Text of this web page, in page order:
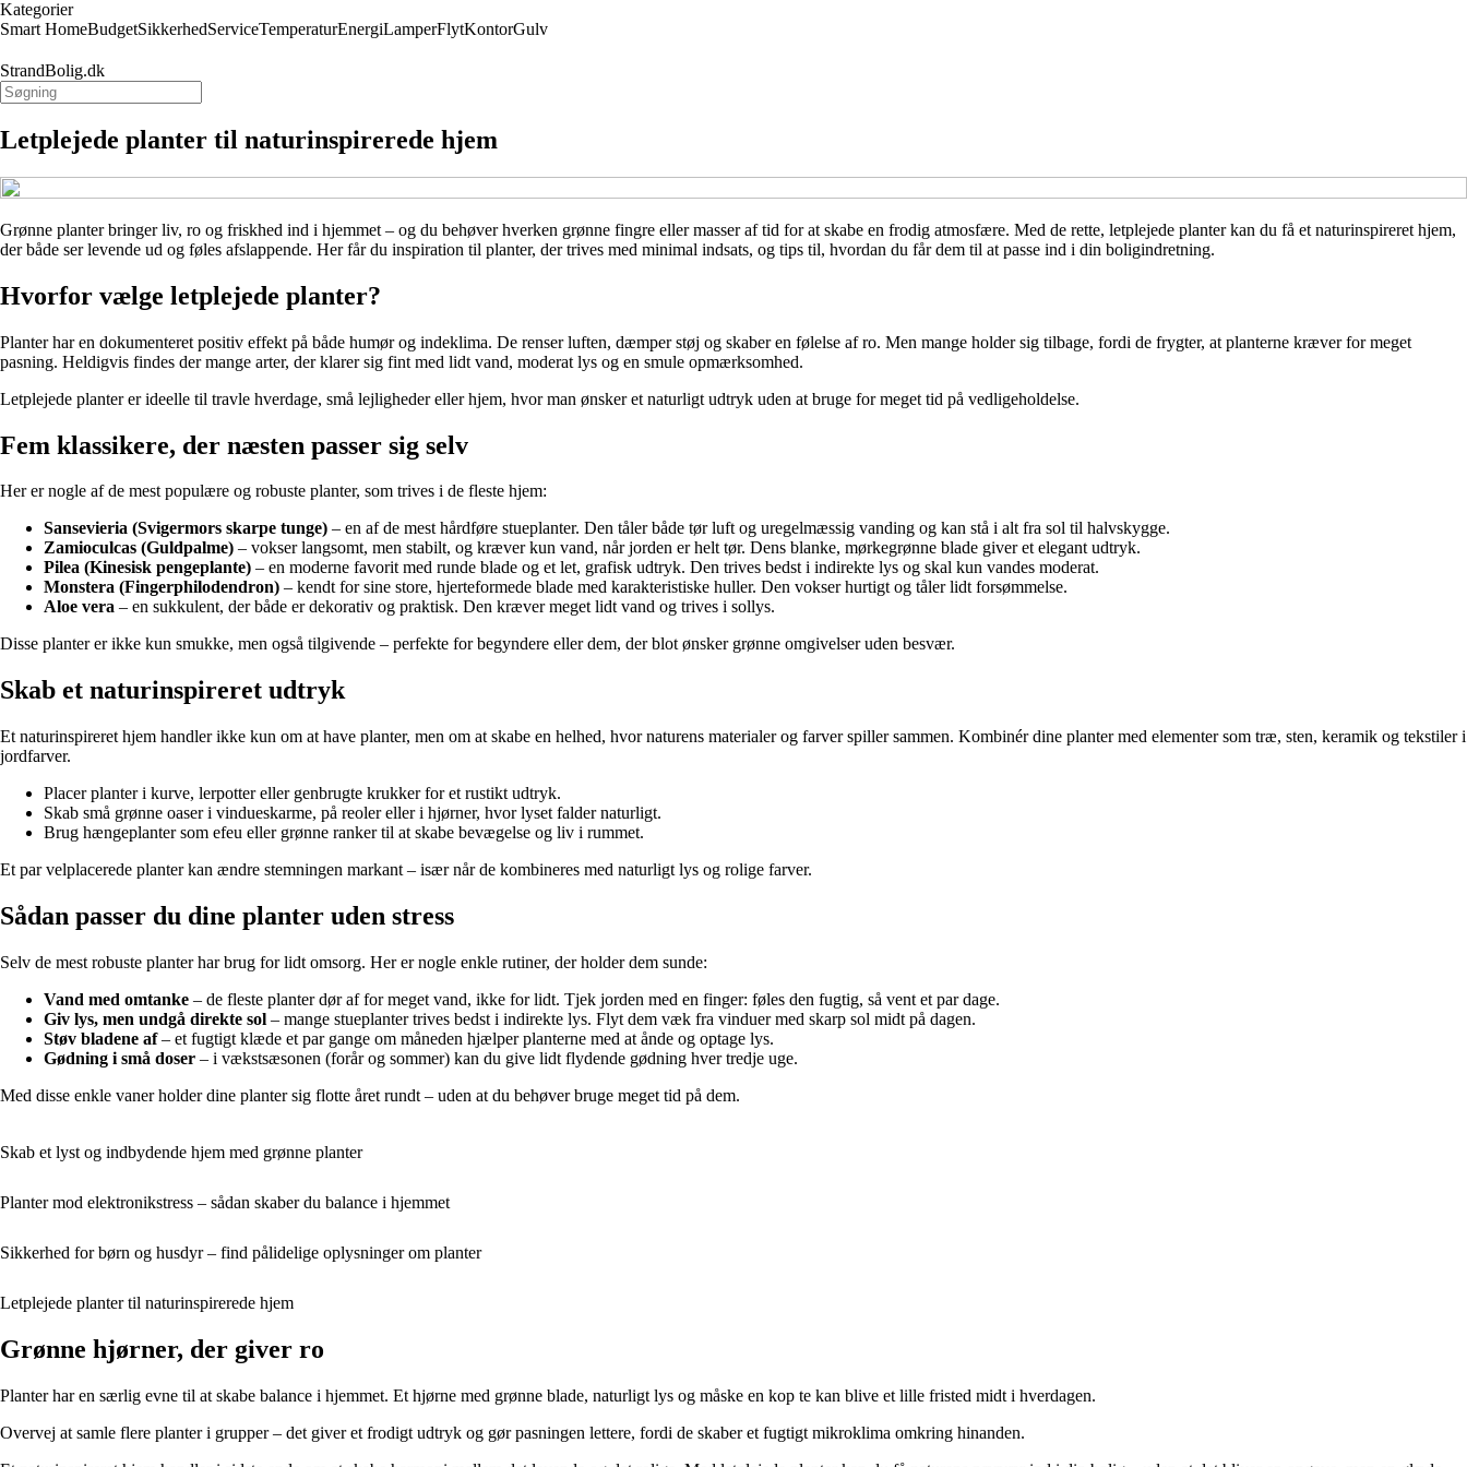
Kategorier
Smart HomeBudgetSikkerhedServiceTemperaturEnergiLamperFlytKontorGulv
StrandBolig.dk
Letplejede planter til naturinspirerede hjem
Grønne planter bringer liv, ro og friskhed ind i hjemmet – og du behøver hverken grønne fingre eller masser af tid for at skabe en frodig atmosfære. Med de rette, letplejede planter kan du få et naturinspireret hjem,
der både ser levende ud og føles afslappende. Her får du inspiration til planter, der trives med minimal indsats, og tips til, hvordan du får dem til at passe ind i din boligindretning.
Hvorfor vælge letplejede planter?
Planter har en dokumenteret positiv effekt på både humør og indeklima. De renser luften, dæmper støj og skaber en følelse af ro. Men mange holder sig tilbage, fordi de frygter, at planterne kræver for meget
pasning. Heldigvis findes der mange arter, der klarer sig fint med lidt vand, moderat lys og en smule opmærksomhed.
Letplejede planter er ideelle til travle hverdage, små lejligheder eller hjem, hvor man ønsker et naturligt udtryk uden at bruge for meget tid på vedligeholdelse.
Fem klassikere, der næsten passer sig selv
Her er nogle af de mest populære og robuste planter, som trives i de fleste hjem:
Sansevieria (Svigermors skarpe tunge) – en af de mest hårdføre stueplanter. Den tåler både tør luft og uregelmæssig vanding og kan stå i alt fra sol til halvskygge.
Zamioculcas (Guldpalme) – vokser langsomt, men stabilt, og kræver kun vand, når jorden er helt tør. Dens blanke, mørkegrønne blade giver et elegant udtryk.
Pilea (Kinesisk pengeplante) – en moderne favorit med runde blade og et let, grafisk udtryk. Den trives bedst i indirekte lys og skal kun vandes moderat.
Monstera (Fingerphilodendron) – kendt for sine store, hjerteformede blade med karakteristiske huller. Den vokser hurtigt og tåler lidt forsømmelse.
Aloe vera – en sukkulent, der både er dekorativ og praktisk. Den kræver meget lidt vand og trives i sollys.
Disse planter er ikke kun smukke, men også tilgivende – perfekte for begyndere eller dem, der blot ønsker grønne omgivelser uden besvær.
Skab et naturinspireret udtryk
Et naturinspireret hjem handler ikke kun om at have planter, men om at skabe en helhed, hvor naturens materialer og farver spiller sammen. Kombinér dine planter med elementer som træ, sten, keramik og tekstiler i
jordfarver.
Placer planter i kurve, lerpotter eller genbrugte krukker for et rustikt udtryk.
Skab små grønne oaser i vindueskarme, på reoler eller i hjørner, hvor lyset falder naturligt.
Brug hængeplanter som efeu eller grønne ranker til at skabe bevægelse og liv i rummet.
Et par velplacerede planter kan ændre stemningen markant – især når de kombineres med naturligt lys og rolige farver.
Sådan passer du dine planter uden stress
Selv de mest robuste planter har brug for lidt omsorg. Her er nogle enkle rutiner, der holder dem sunde:
Vand med omtanke – de fleste planter dør af for meget vand, ikke for lidt. Tjek jorden med en finger: føles den fugtig, så vent et par dage.
Giv lys, men undgå direkte sol – mange stueplanter trives bedst i indirekte lys. Flyt dem væk fra vinduer med skarp sol midt på dagen.
Støv bladene af– et fugtigt klæde et par gange om måneden hjælper planterne med at ånde og optage lys.
Gødning i små doser – i vækstsæsonen (forår og sommer) kan du give lidt flydende gødning hver tredje uge.
Med disse enkle vaner holder dine planter sig flotte året rundt – uden at du behøver bruge meget tid på dem.
Skab et lyst og indbydende hjem med grønne planter
Planter mod elektronikstress – sådan skaber du balance i hjemmet
Sikkerhed for børn og husdyr – find pålidelige oplysninger om planter
Letplejede planter til naturinspirerede hjem
Grønne hjørner, der giver ro
Planter har en særlig evne til at skabe balance i hjemmet. Et hjørne med grønne blade, naturligt lys og måske en kop te kan blive et lille fristed midt i hverdagen.
Overvej at samle flere planter i grupper – det giver et frodigt udtryk og gør pasningen lettere, fordi de skaber et fugtigt mikroklima omkring hinanden.